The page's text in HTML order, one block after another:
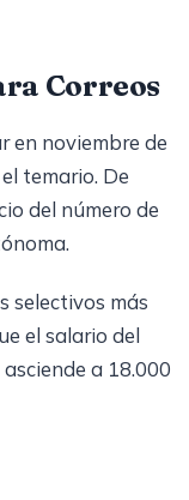
Correos
en noviembre de
temario. De
del número de
selectivos más
el salario del
a 18.000